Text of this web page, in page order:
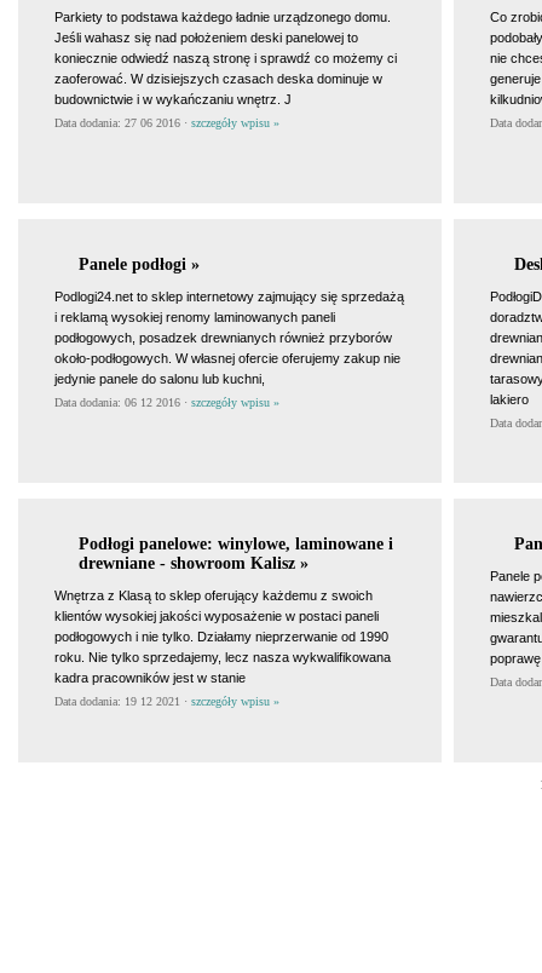
Parkiety to podstawa każdego ładnie urządzonego domu.
Jeśli wahasz się nad położeniem deski panelowej to
koniecznie odwiedź naszą stronę i sprawdź co możemy ci
zaoferować. W dzisiejszych czasach deska dominuje w
budownictwie i w wykańczaniu wnętrz. J
Data dodania: 27 06 2016 · szczegóły wpisu »
Co
nie
Data
Panele podłogi »
Podlogi24.net to sklep internetowy zajmujący się sprzedażą
i reklamą wysokiej renomy laminowanych paneli
podłogowych, posadzek drewnianych również przyborów
około-podłogowych. W własnej ofercie oferujemy zakup nie
jedynie panele do salonu lub kuchni,
Data dodania: 06 12 2016 · szczegóły wpisu »
lakiero
Data
Podłogi panelowe: winylowe, laminowane i
drewniane - showroom Kalisz »
Wnętrza z Klasą to sklep oferujący każdemu z swoich
klientów wysokiej jakości wyposażenie w postaci paneli
podłogowych i nie tylko. Działamy nieprzerwanie od 1990
roku. Nie tylko sprzedajemy, lecz nasza wykwalifikowana
kadra pracowników jest w stanie
Data dodania: 19 12 2021 · szczegóły wpisu »
Panele
Data